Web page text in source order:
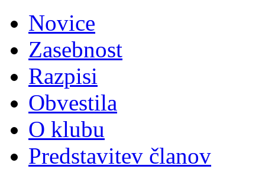
Novice
Zasebnost
Razpisi
Obvestila
O klubu
Predstavitev članov